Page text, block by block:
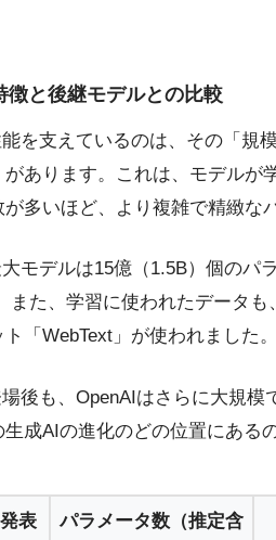
徴と後継モデルとの比較
を支えているのは、その「規
があります。これは、モデルが
多いほど、より複雑で精緻な
モデルは15億（1.5B）個のパ
また、学習に使われたデータ
「WebText」が使われました。
後も、OpenAIはさらに大規
成AIの進化のどの位置にある
発表
パラメータ数（推定含